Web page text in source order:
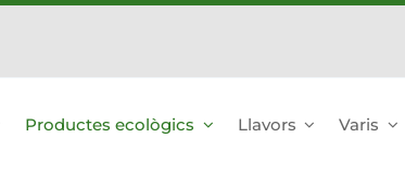
Productes ecològics Llavors Varis